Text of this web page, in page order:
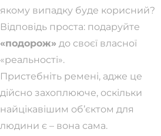
якому випадку буде корисний?
Відповідь проста: подаруйте
«подорож» до своєї власної
«реальності».
Пристебніть ремені, адже це
дійсно захоплююче, оскільки
найцікавішим об’єктом для
людини є – вона сама.